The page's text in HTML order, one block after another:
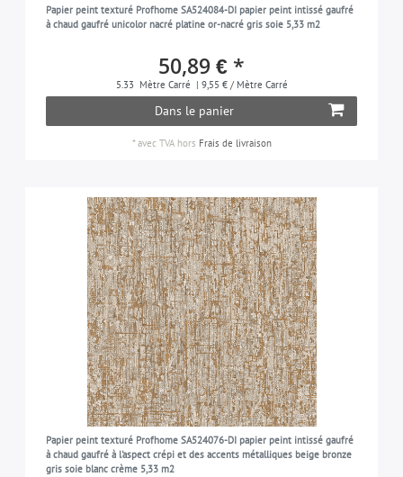
Papier peint texturé Profhome SA524084-DI papier peint intissé gaufré
à chaud gaufré unicolor nacré platine or-nacré gris soie 5,33 m2
50,89 € *
5.33 Mètre Carré | 9,55 € / Mètre Carré
Dans le panier
*avec TVAhors Frais de livraison
Papier peint texturé Profhome SA524076-DI papier peint intissé gaufré
à chaud gaufré à l'aspect crépi et des accents métalliques beige bronze
gris soie blanc crème 5,33 m2